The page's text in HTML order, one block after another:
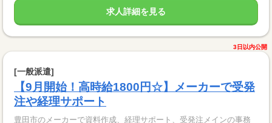
求人詳細を見る
3日以内公開
[一般派遣]
【9月開始！高時給1800円☆】メーカーで受発
注や経理サポート
豊田市のメーカーで資料作成、経理サポート、受発注メインの事務